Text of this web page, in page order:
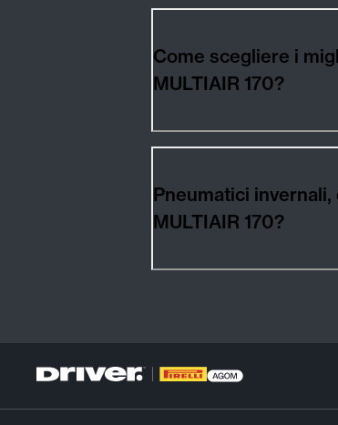
Come scegliere i migliori
MULTIAIR 170?
Pneumatici invernali, estivi, all
MULTIAIR 170?